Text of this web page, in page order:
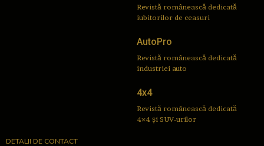
Revistă românească dedicată
iubitorilor de ceasuri
AutoPro
Revistă românească dedicată
industriei auto
4x4
Revistă românească dedicată
4×4 și SUV-urilor
DETALII DE CONTACT